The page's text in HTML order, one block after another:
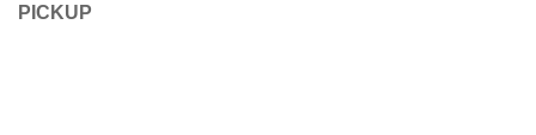
PICKUP